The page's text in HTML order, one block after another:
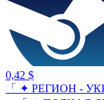
0,42 $
「 ✦ РЕГИОН -